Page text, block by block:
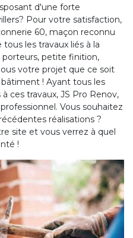
d'une forte
Pour votre satisfaction,
60, maçon reconnu
tous les travaux liés à la
porteurs, petite finition,
votre projet que ce soit
! Ayant tous les
ces travaux, JS Pro Renov,
Vous souhaitez
réalisations ?
site et vous verrez à quel
!